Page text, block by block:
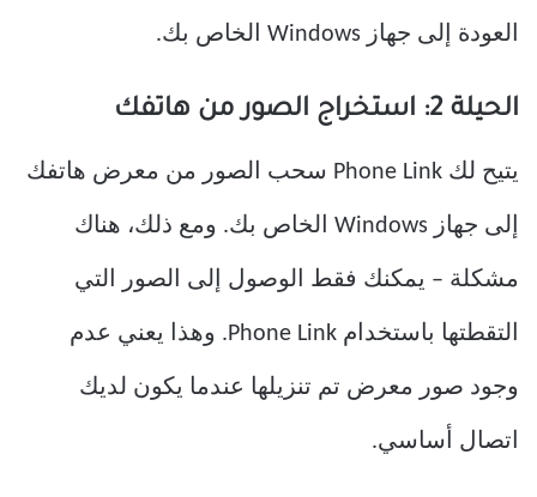
العودة إلى جهاز Windows الخاص بك.
الحيلة 2: استخراج الصور من هاتفك
يتيح لك Phone Link سحب الصور من معرض هاتفك
إلى جهاز Windows الخاص بك. ومع ذلك، هناك
مشكلة – يمكنك فقط الوصول إلى الصور التي
التقطتها باستخدام Phone Link. وهذا يعني عدم
وجود صور معرض تم تنزيلها عندما يكون لديك
اتصال أساسي.